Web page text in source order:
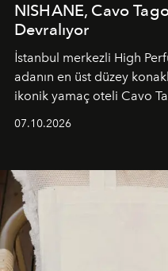
NISHANE, Cavo
Devralıyor
İstanbul merkezli High
adanın en üst düzey
ikonik yamaç oteli Cavo
buluşturarak markanın
sürükleyici ve mevsime
07.10.2026